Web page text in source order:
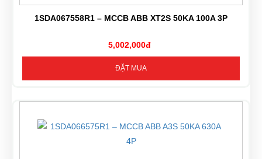
1SDA067558R1 – MCCB ABB XT2S 50KA 100A 3P
5,002,000đ
ĐẶT MUA